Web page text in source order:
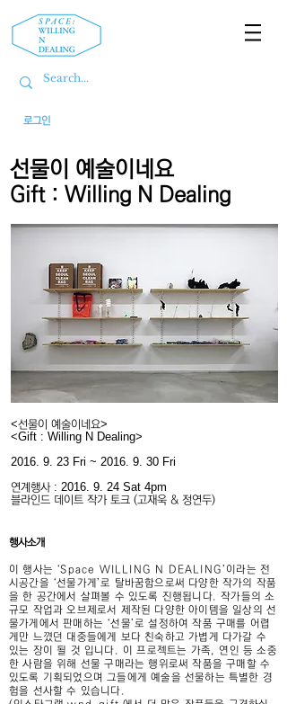
로그인
선물이 예술이네요
Gift : Willing N Dealing
<선물이 예술이네요>
<Gift : Willing N Dealing>
2016. 9. 23 Fri ~ 2016. 9. 30 Fri
연계행사 : 2016. 9. 24 Sat 4pm
​블라인드 데이트 작가 토크 (고재욱 & 정연두)
​행사소개
이 행사는 ‘Space WILLING N DEALING’이라는 전
시공간을 ‘선물가게’로 탈바꿈함으로써 다양한 작가의 작품
을 한 공간에서 살펴볼 수 있도록 진행됩니다. 작가들의 소
규모 작업과 오브제로서 제작된 다양한 아이템을 일상의 선
물가게에서 판매하는 ‘선물’로 설정하여 작품 구매를 어렵
게만 느꼈던 대중들에게 보다 친숙하고 가볍게 다가갈 수
있는 장이 될 것 입니다. 이 프로젝트는 가족, 연인 등 소중
한 사람을 위해 선물 구매라는 행위로써 작품을 구매할 수
있도록 기획되었으며 그들에게 예술을 선물하는 특별한 경
험을 선사할 수 있습니다.